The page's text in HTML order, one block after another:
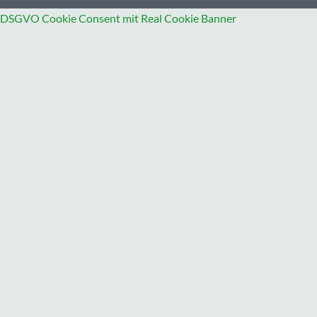
DSGVO Cookie Consent mit Real Cookie Banner